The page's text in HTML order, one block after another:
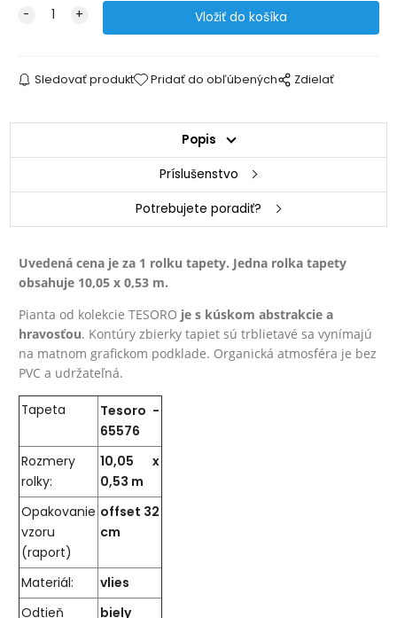
Sledovať produkt Pridať do obľúbených Zdielať
Popis
Príslušenstvo
Potrebujete poradiť?
Uvedená cena je za 1 rolku tapety. Jedna rolka tapety
obsahuje 10,05 x 0,53 m.
Pianta od kolekcie TESORO je s kúskom abstrakcie a
hravosťou. Kontúry zbierky tapiet sú trblietavé sa vynímajú
na matnom grafickom podklade. Organická atmosféra je bez
PVC a udržateľná.
Tapeta
Tesoro -
65576
Rozmery
rolky:
10,05 x
0,53 m
Opakovanie
vzoru
(raport)
offset 32
cm
Materiál:
vlies
Odtieň
biely